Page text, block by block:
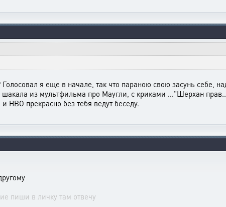
Голосовал я еще в начале, так что параною свою засунь себе,
шакала из мультфильма про Маугли, с криками ..."Шерхан
прекрасно без тебя ведут беседу.
пиши в личку там отвечу